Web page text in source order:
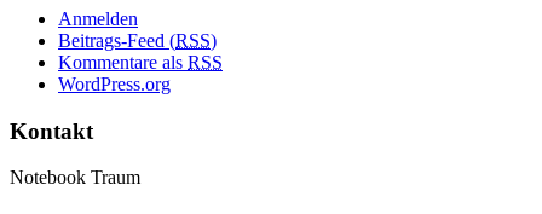
Anmelden
Beitrags-Feed (RSS)
Kommentare als RSS
WordPress.org
Kontakt
Notebook Traum